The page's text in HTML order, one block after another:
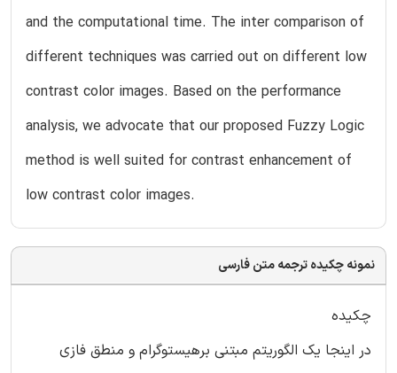
and the computational time. The inter comparison of
different techniques was carried out on different low
contrast color images. Based on the performance
analysis, we advocate that our proposed Fuzzy Logic
method is well suited for contrast enhancement of
low contrast color images.
نمونه چکیده ترجمه متن فارسی
چکیده
در اینجا یک الگوریتم مبتنی برهیستوگرام و منطق فازی